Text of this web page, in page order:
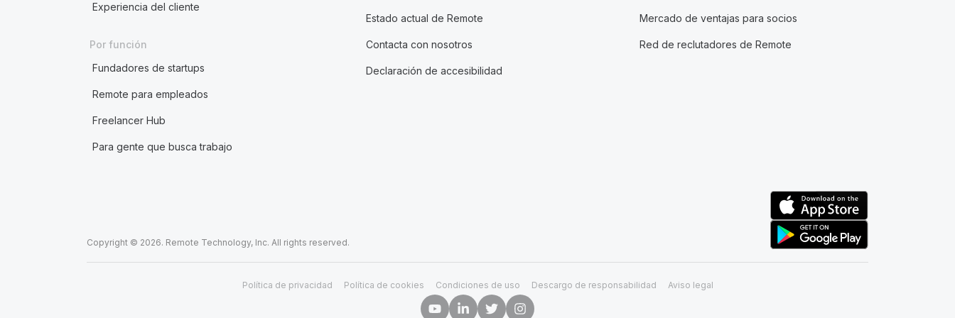
Experiencia del cliente
Por función
Fundadores de startups
Remote para empleados
Freelancer Hub
Para gente que busca trabajo
Estado actual de Remote
Contacta con nosotros
Declaración de accesibilidad
Mercado de ventajas para socios
Red de reclutadores de Remote
Copyright © 2026. Remote Technology, Inc. All rights reserved.
Política de privacidad Política de cookies Condiciones de uso Descargo de responsabilidad Aviso legal